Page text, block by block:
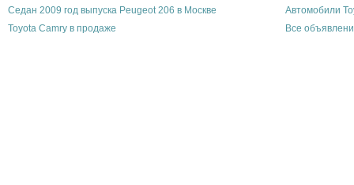
Седан 2009 год выпуска Peugeot 206 в Москве
Автомобили
Toyota Camry в продаже
Все